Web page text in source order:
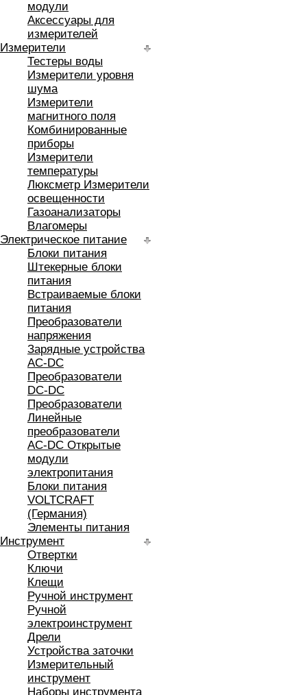
модули
Аксессуары для
измерителей
Измерители
Тестеры воды
Измерители уровня
шума
Измерители
магнитного поля
Комбинированные
приборы
Измерители
температуры
Люксметр Измерители
освещенности
Газоанализаторы
Влагомеры
Электрическое питание
Блоки питания
Штекерные блоки
питания
Встраиваемые блоки
питания
Преобразователи
напряжения
Зарядные устройства
AC-DC
Преобразователи
DC-DC
Преобразователи
Линейные
преобразователи
AC-DC Открытые
модули
электропитания
Блоки питания
VOLTCRAFT
(Германия)
Элементы питания
Инструмент
Отвертки
Ключи
Клещи
Ручной инструмент
Ручной
электроинструмент
Дрели
Устройства заточки
Измерительный
инструмент
Наборы инструмента